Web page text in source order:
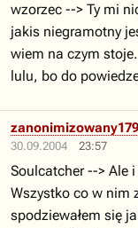
wzorzec --> Ty mi
jakis niegramotny
wiem na czym
lulu, bo do
30.09.2004 23:57
Soulcatcher --> Ale
Wszystko co w nim
spodziewałem się